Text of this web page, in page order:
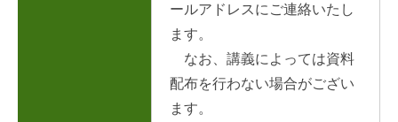
ールアドレスにご連絡いたし
ます。
なお、講義によっては資料
配布を行わない場合がござい
ます。